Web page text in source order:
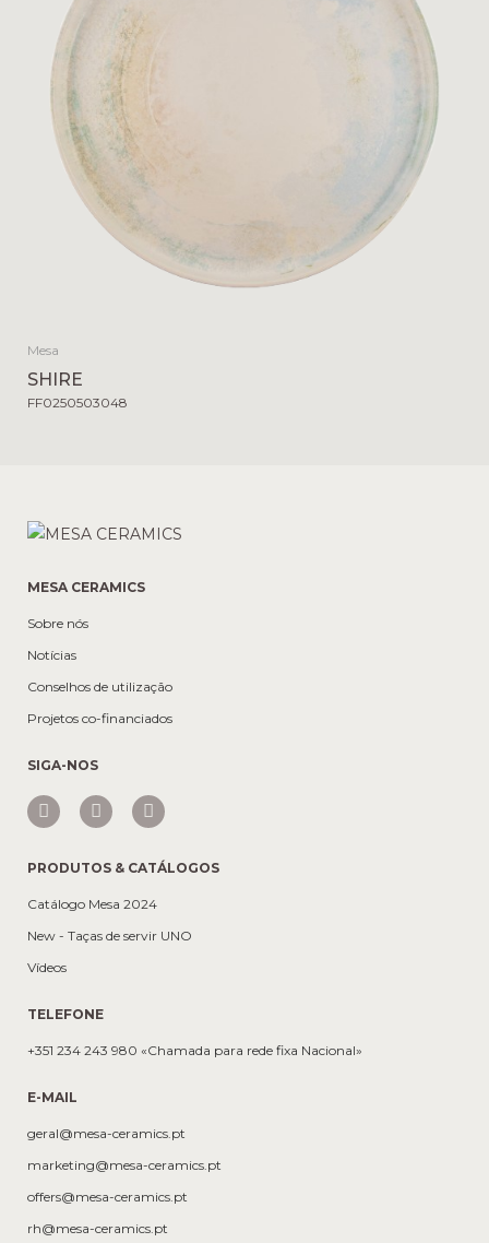
Mesa
SHIRE
FF0250503048
MESA CERAMICS
Sobre nós
Notícias
Conselhos de utilização
Projetos co-financiados
SIGA-NOS
PRODUTOS & CATÁLOGOS
Catálogo Mesa 2024
New - Taças de servir UNO
Vídeos
TELEFONE
+351 234 243 980 «Chamada para rede fixa Nacional»
E-MAIL
geral@mesa-ceramics.pt
marketing@mesa-ceramics.pt
offers@mesa-ceramics.pt
rh@mesa-ceramics.pt